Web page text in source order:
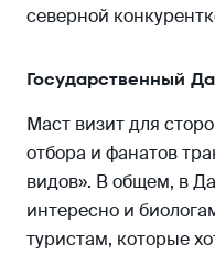
северной
Государственный
Маст визит для
отбора и фанатов
видов». В общем, в
интересно и
туристам, которые